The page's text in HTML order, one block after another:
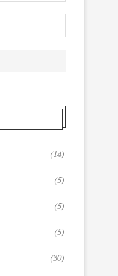
(14)
(5)
(5)
(5)
(30)